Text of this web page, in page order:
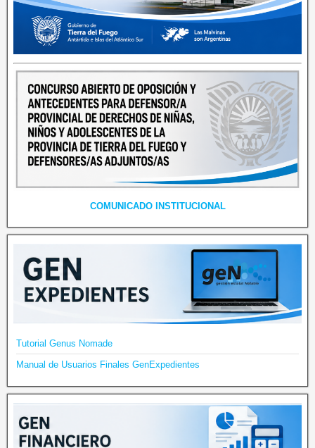
COMUNICADO INSTITUCIONAL
Tutorial Genus Nomade
Manual de Usuarios Finales GenExpedientes